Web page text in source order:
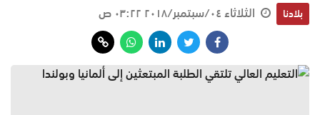
بلادنا الثلاثاء ٠٤/سبتمبر/٢٠١٨ ٠٣:٢٢ ص